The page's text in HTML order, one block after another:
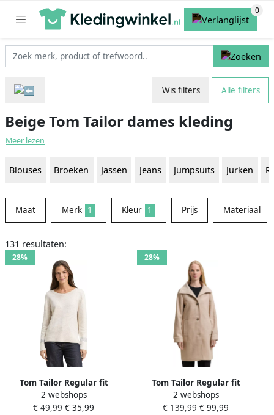
Wis filters Alle filters
Beige Tom Tailor dames kleding
Meer lezen
Blouses Broeken Jassen Jeans Jumpsuits Jurken
Maat Merk 1 Kleur 1 Prijs Materiaal
131 resultaten:
28%
Tom Tailor Regular fit
gebreide pullover van
viscosemix
2 webshops
€ 49,99 € 35,99
28%
Tom Tailor Regular fit
wollen lange jas met
visgraatmotief
2 webshops
€ 139,99 € 99,99